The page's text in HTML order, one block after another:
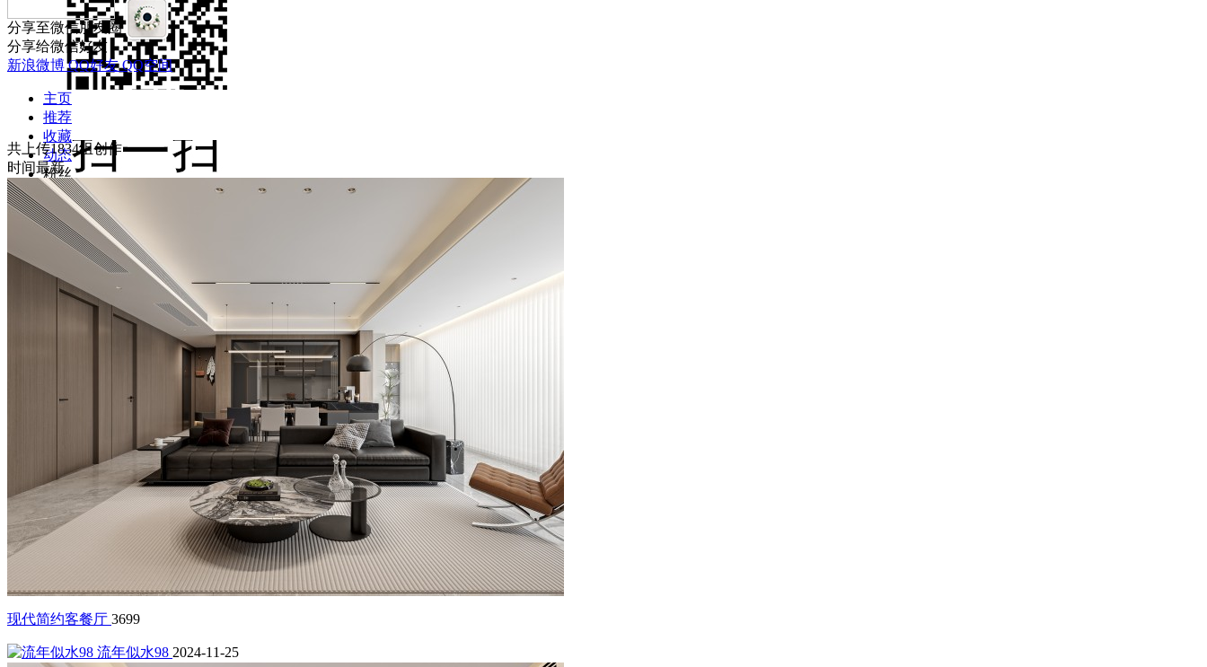
分享至微信朋友圈
分享给微信好友
新浪微博QQ好友QQ空间
主页
推荐
收藏
动态
粉丝
关注
资料
共上传1834组创作
时间最新
现代简约客餐厅 3699
流年似水98 2024-11-25